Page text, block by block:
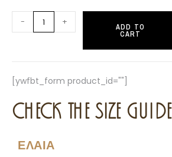
- + ADD TO
CART
[ywfbt_form product_id=""]
CHECK THE SIZE GUIDE
ΕΛΑΙΑ